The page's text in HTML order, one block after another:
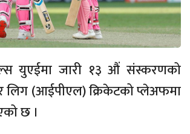
युएईमा जारी १३ औं संस्करणको
लिग (आईपीएल) क्रिकेटको प्लेअफमा
छ ।